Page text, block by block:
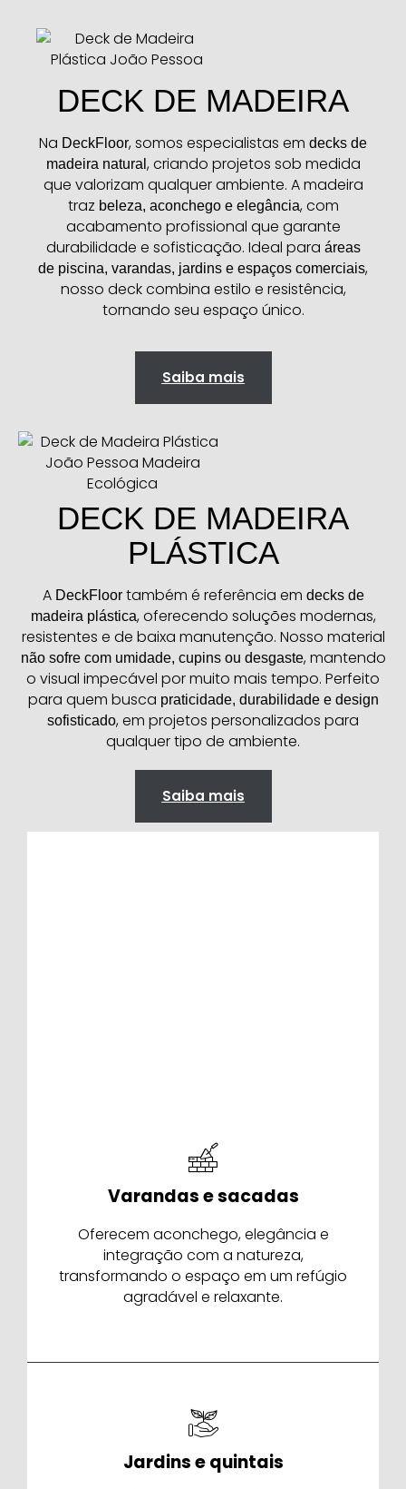
DECK DE MADEIRA
Na DeckFloor, somos especialistas em decks de
madeira natural , criando projetos sob medida
que valorizam qualquer ambiente. A madeira
traz beleza, aconchego e elegância, com
acabamento profissional que garante
durabilidade e sofisticação. Ideal para áreas
de piscina, varandas, jardins e espaços comerciais,
nosso deck combina estilo e resistência,
tornando seu espaço único.
Saiba mais
DECK DE MADEIRA
PLÁSTICA
A DeckFloortambém é referência em decks de
madeira plástica, oferecendo soluções modernas,
resistentes e de baixa manutenção. Nosso material
não sofre com umidade, cupins ou desgaste, mantendo
o visual impecável por muito mais tempo. Perfeito
para quem busca praticidade, durabilidade e design
sofisticado, em projetos personalizados para
qualquer tipo de ambiente.
Saiba mais
Varandas e sacadas
Oferecem aconchego, elegância e
integração com a natureza,
transformando o espaço em um refúgio
agradável e relaxante.
Jardins e quintais